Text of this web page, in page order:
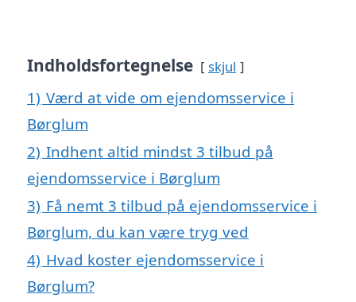
Indholdsfortegnelse skjul
1) Værd at vide om ejendomsservice i
Børglum
2) Indhent altid mindst 3 tilbud på
ejendomsservice i Børglum
3) Få nemt 3 tilbud på ejendomsservice i
Børglum, du kan være tryg ved
4) Hvad koster ejendomsservice i
Børglum?